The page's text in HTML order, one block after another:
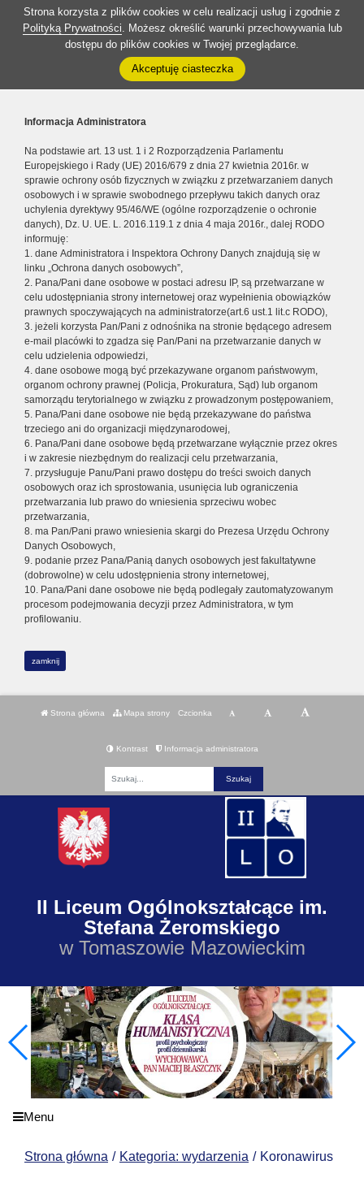
Strona korzysta z plików cookies w celu realizacji usług i zgodnie z
Polityką Prywatności. Możesz określić warunki przechowywania lub
dostępu do plików cookies w Twojej przeglądarce.
Akceptuję ciasteczka
Informacja Administratora
Na podstawie art. 13 ust. 1 i 2 Rozporządzenia Parlamentu
Europejskiego i Rady (UE) 2016/679 z dnia 27 kwietnia 2016r. w
sprawie ochrony osób fizycznych w związku z przetwarzaniem danych
osobowych i w sprawie swobodnego przepływu takich danych oraz
uchylenia dyrektywy 95/46/WE (ogólne rozporządzenie o ochronie
danych), Dz. U. UE. L. 2016.119.1 z dnia 4 maja 2016r., dalej RODO
informuję:
1. dane Administratora i Inspektora Ochrony Danych znajdują się w
linku „Ochrona danych osobowych”,
2. Pana/Pani dane osobowe w postaci adresu IP, są przetwarzane w
celu udostępniania strony internetowej oraz wypełnienia obowiązków
prawnych spoczywających na administratorze(art.6 ust.1 lit.c RODO),
3. jeżeli korzysta Pan/Pani z odnośnika na stronie będącego adresem
e-mail placówki to zgadza się Pan/Pani na przetwarzanie danych w
celu udzielenia odpowiedzi,
4. dane osobowe mogą być przekazywane organom państwowym,
organom ochrony prawnej (Policja, Prokuratura, Sąd) lub organom
samorządu terytorialnego w związku z prowadzonym postępowaniem,
5. Pana/Pani dane osobowe nie będą przekazywane do państwa
trzeciego ani do organizacji międzynarodowej,
6. Pana/Pani dane osobowe będą przetwarzane wyłącznie przez okres
i w zakresie niezbędnym do realizacji celu przetwarzania,
7. przysługuje Panu/Pani prawo dostępu do treści swoich danych
osobowych oraz ich sprostowania, usunięcia lub ograniczenia
przetwarzania lub prawo do wniesienia sprzeciwu wobec
przetwarzania,
8. ma Pan/Pani prawo wniesienia skargi do Prezesa Urzędu Ochrony
Danych Osobowych,
9. podanie przez Pana/Panią danych osobowych jest fakultatywne
(dobrowolne) w celu udostępnienia strony internetowej,
10. Pana/Pani dane osobowe nie będą podlegały zautomatyzowanym
procesom podejmowania decyzji przez Administratora, w tym
profilowaniu.
zamknij
Strona główna Mapa strony Czcionka
Kontrast Informacja administratora
II Liceum Ogólnokształcące im.
Stefana Żeromskiego
w Tomaszowie Mazowieckim
Menu
Strona główna Kategoria: wydarzenia Koronawirus